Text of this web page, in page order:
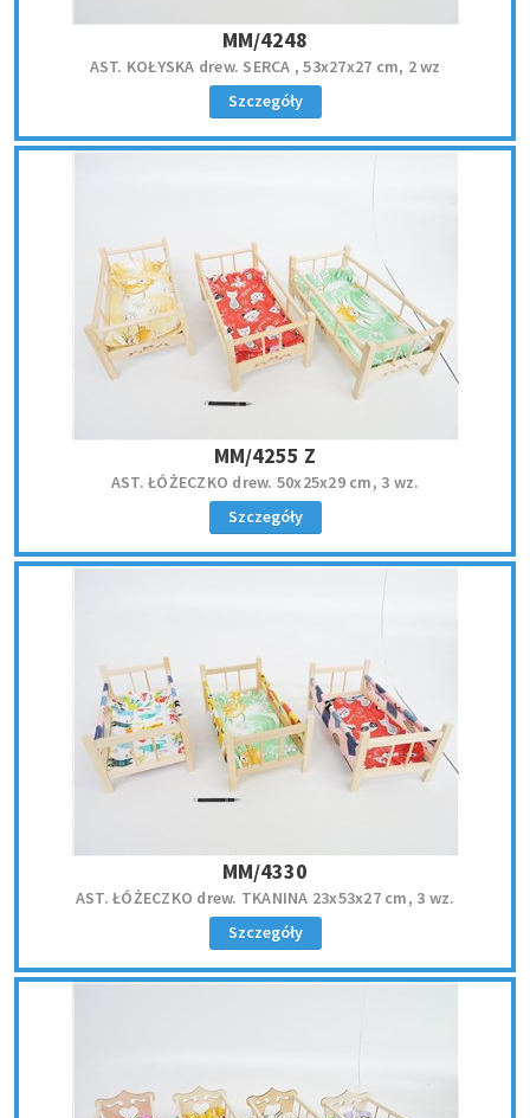
MM/4248
AST. KOŁYSKA drew. SERCA , 53x27x27 cm, 2 wz
Szczegóły
MM/4255 Z
AST. ŁÓŻECZKO drew. 50x25x29 cm, 3 wz.
Szczegóły
MM/4330
AST. ŁÓŻECZKO drew. TKANINA 23x53x27 cm, 3 wz.
Szczegóły